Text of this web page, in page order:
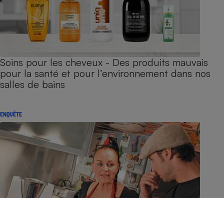
Soins pour les cheveux - Des produits mauvais
pour la santé et pour l’environnement dans nos
salles de bains
ENQUÊTE